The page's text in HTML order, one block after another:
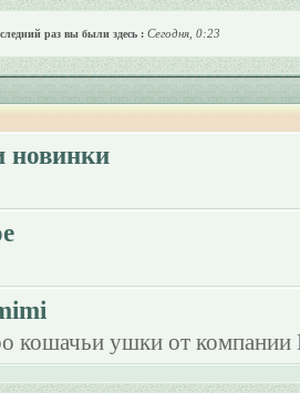
раз вы были здесь : Сегодня, 0:23
кошачьи ушки от компании